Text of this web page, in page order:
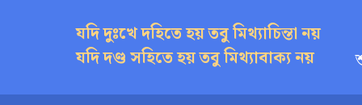
যদি দুঃখে দহিতে হয় তবু মিথ্যাচিন্তা নয়
যদি দণ্ড সহিতে হয় তবু মিথ্যাবাক্য নয়